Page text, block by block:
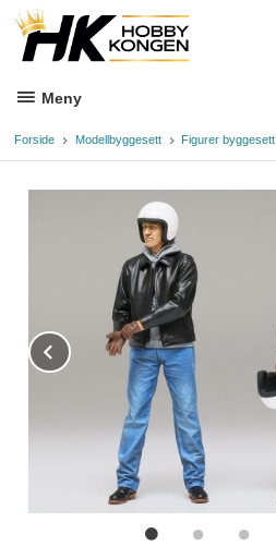
innholdet
Meny
Forside Modellbyggesett Figurer byggesett
Prev